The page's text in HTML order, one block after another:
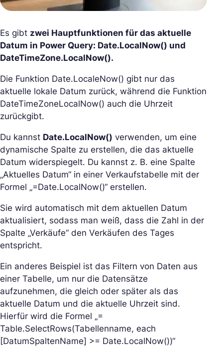
Es gibt zwei Hauptfunktionen für das aktuelle
Datum in Power Query: Date.LocalNow() und
DateTimeZone.LocalNow().
Die Funktion Date.LocaleNow() gibt nur das
aktuelle lokale Datum zurück, während die Funktion
DateTimeZoneLocalNow() auch die Uhrzeit
zurückgibt.
Du kannst Date.LocalNow() verwenden, um eine
dynamische Spalte zu erstellen, die das aktuelle
Datum widerspiegelt. Du kannst z. B. eine Spalte
„Aktuelles Datum“ in einer Verkaufstabelle mit der
Formel „=Date.LocalNow()“ erstellen.
Sie wird automatisch mit dem aktuellen Datum
aktualisiert, sodass man weiß, dass die Zahl in der
Spalte „Verkäufe“ den Verkäufen des Tages
entspricht.
Ein anderes Beispiel ist das Filtern von Daten aus
einer Tabelle, um nur die Datensätze
aufzunehmen, die gleich oder später als das
aktuelle Datum und die aktuelle Uhrzeit sind.
Hierfür wird die Formel „=
Table.SelectRows(Tabellenname, each
[DatumSpaltenName] >= Date.LocalNow())“